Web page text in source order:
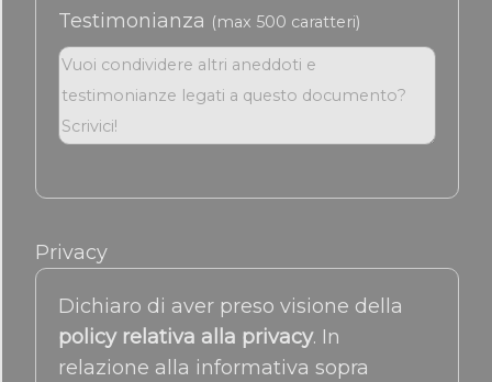
Testimonianza (max 500 caratteri)
Privacy
Dichiaro di aver preso visione della
policy relativa alla privacy. In
relazione alla informativa sopra